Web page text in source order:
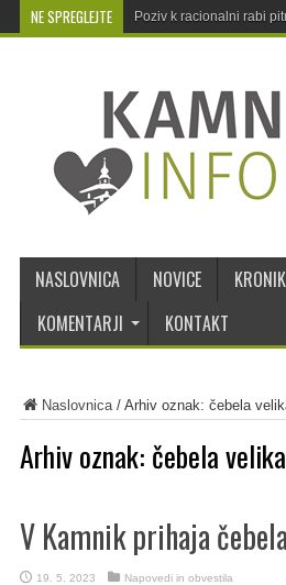
NE SPREGLEJTE Poziv k racionalni rabi
NASLOVNICA NOVICE
KOMENTARJI
KONTAKT
Naslovnica/ Arhiv oznak: čebela
Arhiv oznak: čebela
V Kamnik prihaja
19. 5. 2023 Napovedi in obvestila